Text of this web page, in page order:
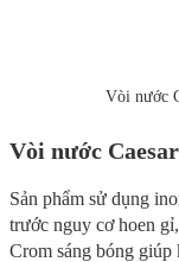
Vòi nước
Vòi nước
Sản phẩm sử dụng
trước nguy cơ hoen
Crom sáng bóng